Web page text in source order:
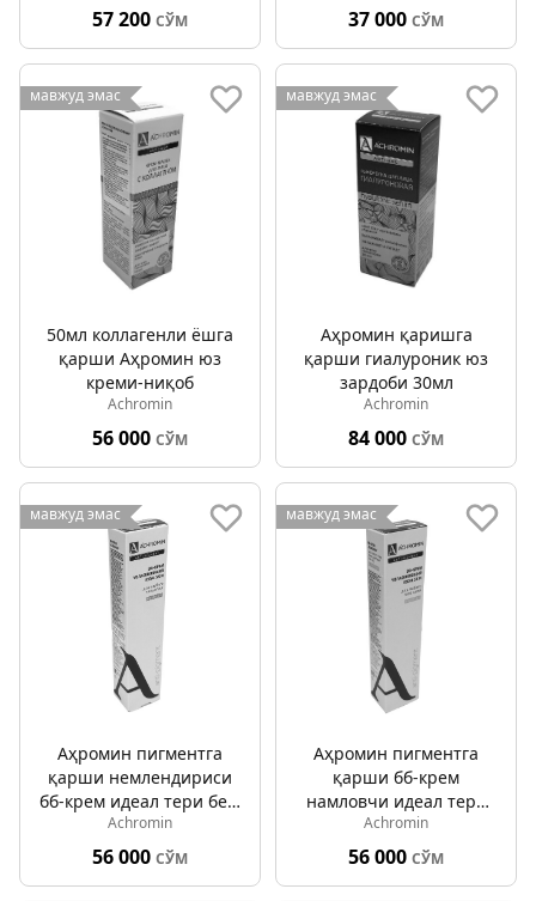
57 200 СЎМ 37 000 СЎМ
мавжуд эмас
50мл коллагенли ёшга
қарши Аҳромин юз
креми-ниқоб
Achromin
56 000 СЎМ
мавжуд эмас
Аҳромин қаришга
қарши гиалуроник юз
зардоби 30мл
Achromin
84 000 СЎМ
мавжуд эмас
Аҳромин пигментга
қарши немлендириcи
бб-крем идеал тери беж
02 50мл
Achromin
56 000 СЎМ
мавжуд эмас
Аҳромин пигментга
қарши бб-крем
намловчи идеал тери
нури 01 50мл
Achromin
56 000 СЎМ